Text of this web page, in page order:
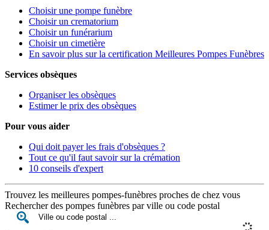
Choisir une pompe funèbre
Choisir un crematorium
Choisir un funérarium
Choisir un cimetière
En savoir plus sur la certification Meilleures Pompes Funèbres
Services obsèques
Organiser les obsèques
Estimer le prix des obsèques
Pour vous aider
Qui doit payer les frais d'obsèques ?
Tout ce qu'il faut savoir sur la crémation
10 conseils d'expert
Trouvez les meilleures pompes-funèbres proches de chez vous
Rechercher des pompes funèbres par ville ou code postal